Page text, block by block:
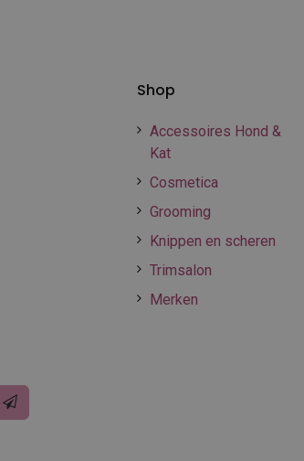
Shop
Accessoires Hond &
Kat
Cosmetica
Grooming
Knippen en scheren
Trimsalon
Merken